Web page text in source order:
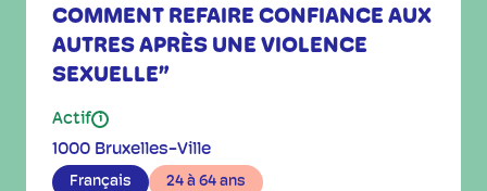
COMMENT REFAIRE CONFIANCE AUX
AUTRES APRÈS UNE VIOLENCE
SEXUELLE”
Actif i
1000 Bruxelles-Ville
Français 24 à 64 ans